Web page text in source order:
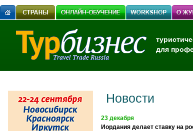
для
Новости
23 декабря
Иордания делает ставку на